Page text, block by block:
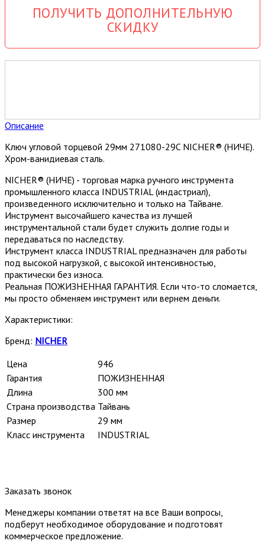
ПОЛУЧИТЬ ДОПОЛНИТЕЛЬНУЮ
СКИДКУ
Описание
Ключ угловой торцевой 29мм 271080-29C NICHER® (НИЧЕ).
Хром-ванидиевая сталь.
NICHER® (НИЧЕ) - торговая марка ручного инструмента
промышленного класса INDUSTRIAL (индастриал),
произведенного исключительно и только на Тайване.
Инструмент высочайшего качества из лучшей
инструментальной стали будет служить долгие годы и
передаваться по наследству.
Инструмент класса INDUSTRIAL предназначен для работы
под высокой нагрузкой, с высокой интенсивностью,
практически без износа.
Реальная ПОЖИЗНЕННАЯ ГАРАНТИЯ. Если что-то сломается,
мы просто обменяем инструмент или вернем деньги.
Характеристики:
Бренд: NICHER
Цена
946
Гарантия
ПОЖИЗНЕННАЯ
Длина
300 мм
Страна производства Тайвань
Размер
29 мм
Класс инструмента
INDUSTRIAL
Заказать звонок
Менеджеры компании ответят на все Ваши вопросы,
подберут необходимое оборудование и подготовят
коммерческое предложение.